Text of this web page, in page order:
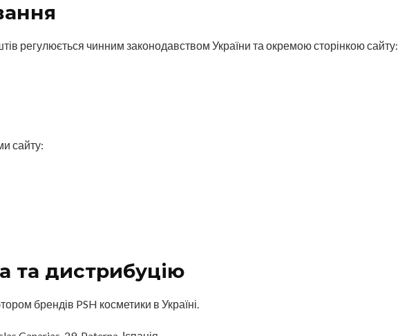
регулюється чинним законодавством України та окремою сторінкою сайту:
сайту:
та дистрибуцію
брендів PSH косметики в Україні.